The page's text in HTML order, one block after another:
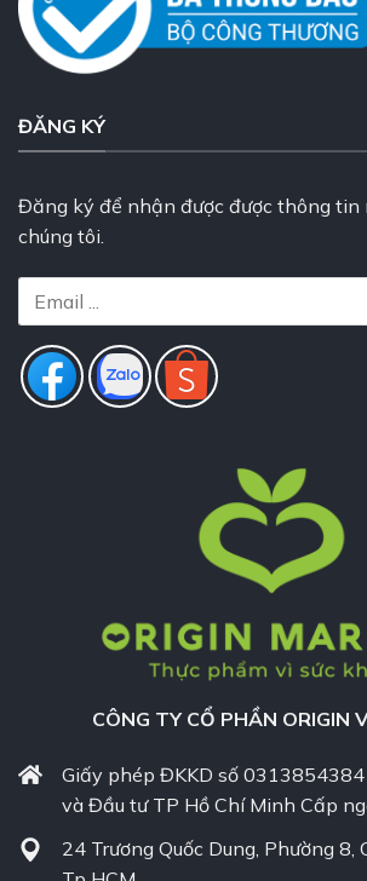
ĐĂNG KÝ
Đăng ký để nhận được được thông tin
chúng tôi.
CÔNG TY CỔ PHẦN ORIGIN
Giấy phép ĐKKD số 0313854384
và Đầu tư TP Hồ Chí Minh Cấp
24 Trương Quốc Dung, Phường 8,